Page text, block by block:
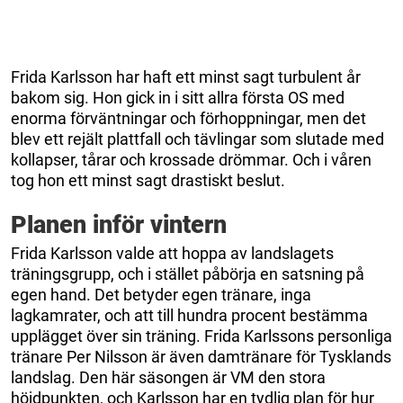
Frida Karlsson har haft ett minst sagt turbulent år
bakom sig. Hon gick in i sitt allra första OS med
enorma förväntningar och förhoppningar, men det
blev ett rejält plattfall och tävlingar som slutade med
kollapser, tårar och krossade drömmar. Och i våren
tog hon ett minst sagt drastiskt beslut.
Planen inför vintern
Frida Karlsson valde att hoppa av landslagets
träningsgrupp, och i stället påbörja en satsning på
egen hand. Det betyder egen tränare, inga
lagkamrater, och att till hundra procent bestämma
upplägget över sin träning. Frida Karlssons personliga
tränare Per Nilsson är även damtränare för Tysklands
landslag. Den här säsongen är VM den stora
höjdpunkten, och Karlsson har en tydlig plan för hur